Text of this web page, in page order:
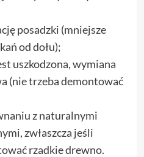
posadzki (mniejsze
od dołu);
uszkodzona, wymiana
(nie trzeba demontować
z naturalnymi
zwłaszcza jeśli
rzadkie drewno.